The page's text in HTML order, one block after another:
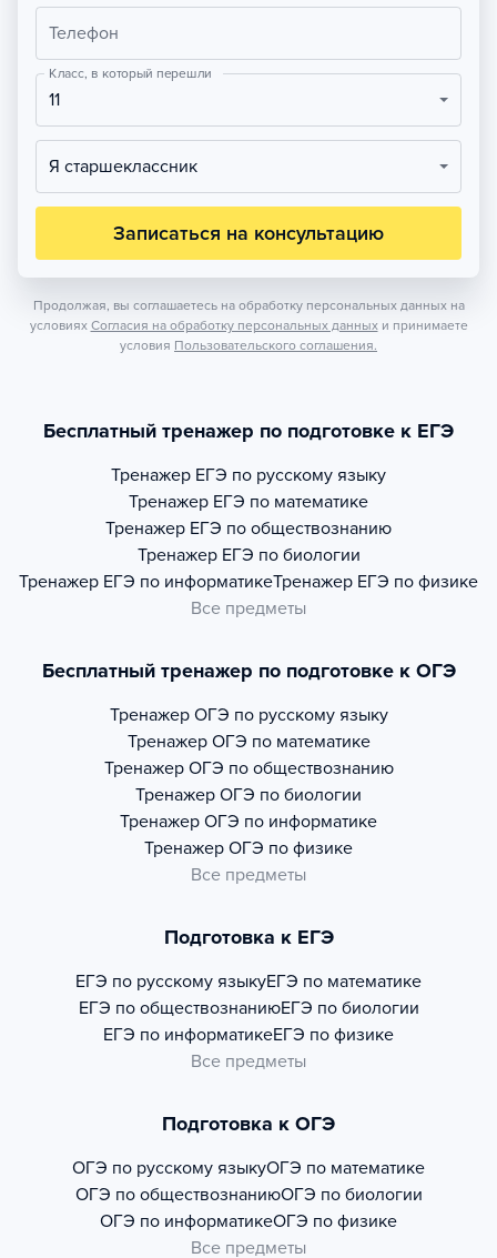
Телефон
Класс, в который перешли
11
Я старшеклассник
Записаться на консультацию
Продолжая, вы соглашаетесь на обработку персональных данных на
условиях Согласия на обработку персональных данных и принимаете
условия Пользовательского соглашения.
Бесплатный тренажер по подготовке к ЕГЭ
Тренажер ЕГЭ по русскому языку
Тренажер ЕГЭ по математике
Тренажер ЕГЭ по обществознанию
Тренажер ЕГЭ по биологии
Тренажер ЕГЭ по информатикеТренажер ЕГЭ по физике
Все предметы
Бесплатный тренажер по подготовке к ОГЭ
Тренажер ОГЭ по русскому языку
Тренажер ОГЭ по математике
Тренажер ОГЭ по обществознанию
Тренажер ОГЭ по биологии
Тренажер ОГЭ по информатике
Тренажер ОГЭ по физике
Все предметы
Подготовка к ЕГЭ
ЕГЭ по русскому языкуЕГЭ по математике
ЕГЭ по обществознаниюЕГЭ по биологии
ЕГЭ по информатикеЕГЭ по физике
Все предметы
Подготовка к ОГЭ
ОГЭ по русскому языкуОГЭ по математике
ОГЭ по обществознаниюОГЭ по биологии
ОГЭ по информатикеОГЭ по физике
Все предметы